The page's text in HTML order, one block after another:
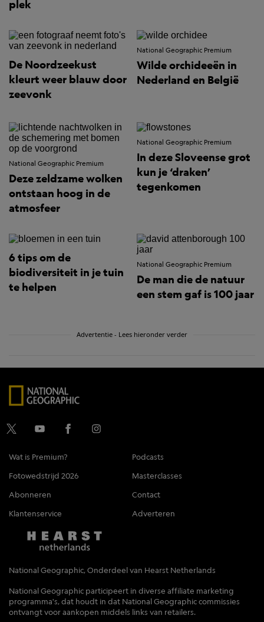
plek
De Noordzeekust
kleurt weer blauw door
zeevonk
National Geographic Premium
Wilde orchideeën in
Nederland en België
National Geographic Premium
Deze zeldzame wolken
ontstaan hoog in de
atmosfeer
National Geographic Premium
In deze Sloveense grot
kun je ‘draken’
tegenkomen
6 tips om de
biodiversiteit in je tuin
te helpen
National Geographic Premium
De man die de natuur
een stem gaf is 100 jaar
Advertentie - Lees hieronder verder
Wat is Premium?
Podcasts
Fotowedstrijd 2026
Masterclasses
Abonneren
Contact
Klantenservice
Adverteren
National Geographic, Onderdeel van Hearst Netherlands
National Geographic participeert in diverse affiliate marketing
programma's, dat houdt in dat National Geographic commissies
ontvangt voor aankopen middels links van retailers.